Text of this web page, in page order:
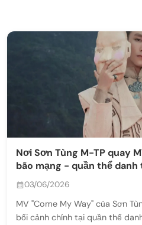
Nơi Sơn Tùng M-TP quay
bão mạng - quần thể danh
Bình)
03/06/2026
MV "Come My Way" của Sơn
bối cảnh chính tại quần thể